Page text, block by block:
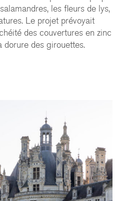
les fleurs de lys,
Le projet prévoyait
des couvertures en zinc
dorure des girouettes.